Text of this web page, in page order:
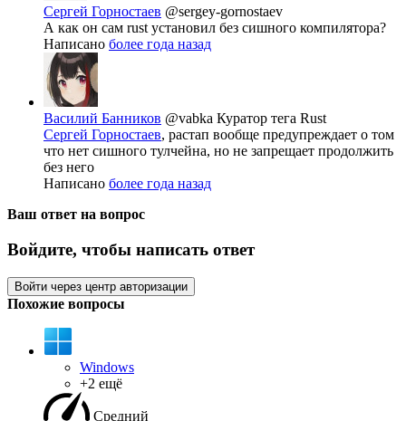
Сергей Горностаев @sergey-gornostaev
А как он сам rust установил без сишного компилятора?
Написано более года назад
Василий Банников @vabka Куратор тега Rust
Сергей Горностаев, растап вообще предупреждает о том
что нет сишного тулчейна, но не запрещает продолжить
без него
Написано более года назад
Ваш ответ на вопрос
Войдите, чтобы написать ответ
Войти через центр авторизации
Похожие вопросы
Windows
+2 ещё
Средний